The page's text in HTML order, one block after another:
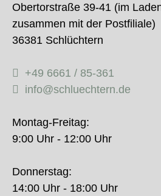
Obertorstraße 39-41 (im
zusammen mit der Postfiliale)
36381 Schlüchtern
+49 6661 / 85-361
info@schluechtern.de
Montag-Freitag:
9:00 Uhr - 12:00 Uhr
Donnerstag:
14:00 Uhr - 18:00 Uhr